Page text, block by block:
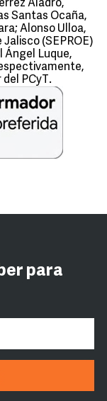
Aladro,
Santas Ocaña,
Alonso Ulloa,
(SEPROE)
Ángel Luque,
PCyT.
para